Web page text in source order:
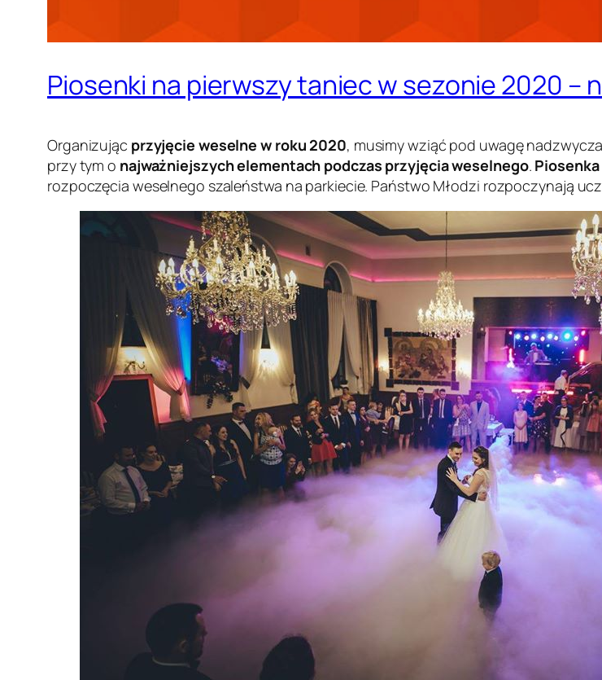
Piosenki na pierwszy taniec w sezonie 2020 –
Organizując przyjęcie weselne w roku 2020, musimy wziąć pod uwagę
przy tym o najważniejszych elementach podczas przyjęcia weselnego.
rozpoczęcia weselnego szaleństwa na parkiecie. Państwo Młodzi rozpoczynają